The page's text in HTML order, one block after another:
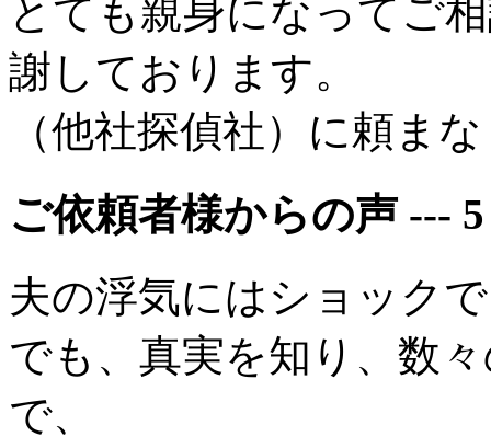
とても親身になってご
謝しております。
（他社探偵社）に頼ま
ご依頼者様からの声 --- 5
夫の浮気にはショック
でも、真実を知り、数
で、